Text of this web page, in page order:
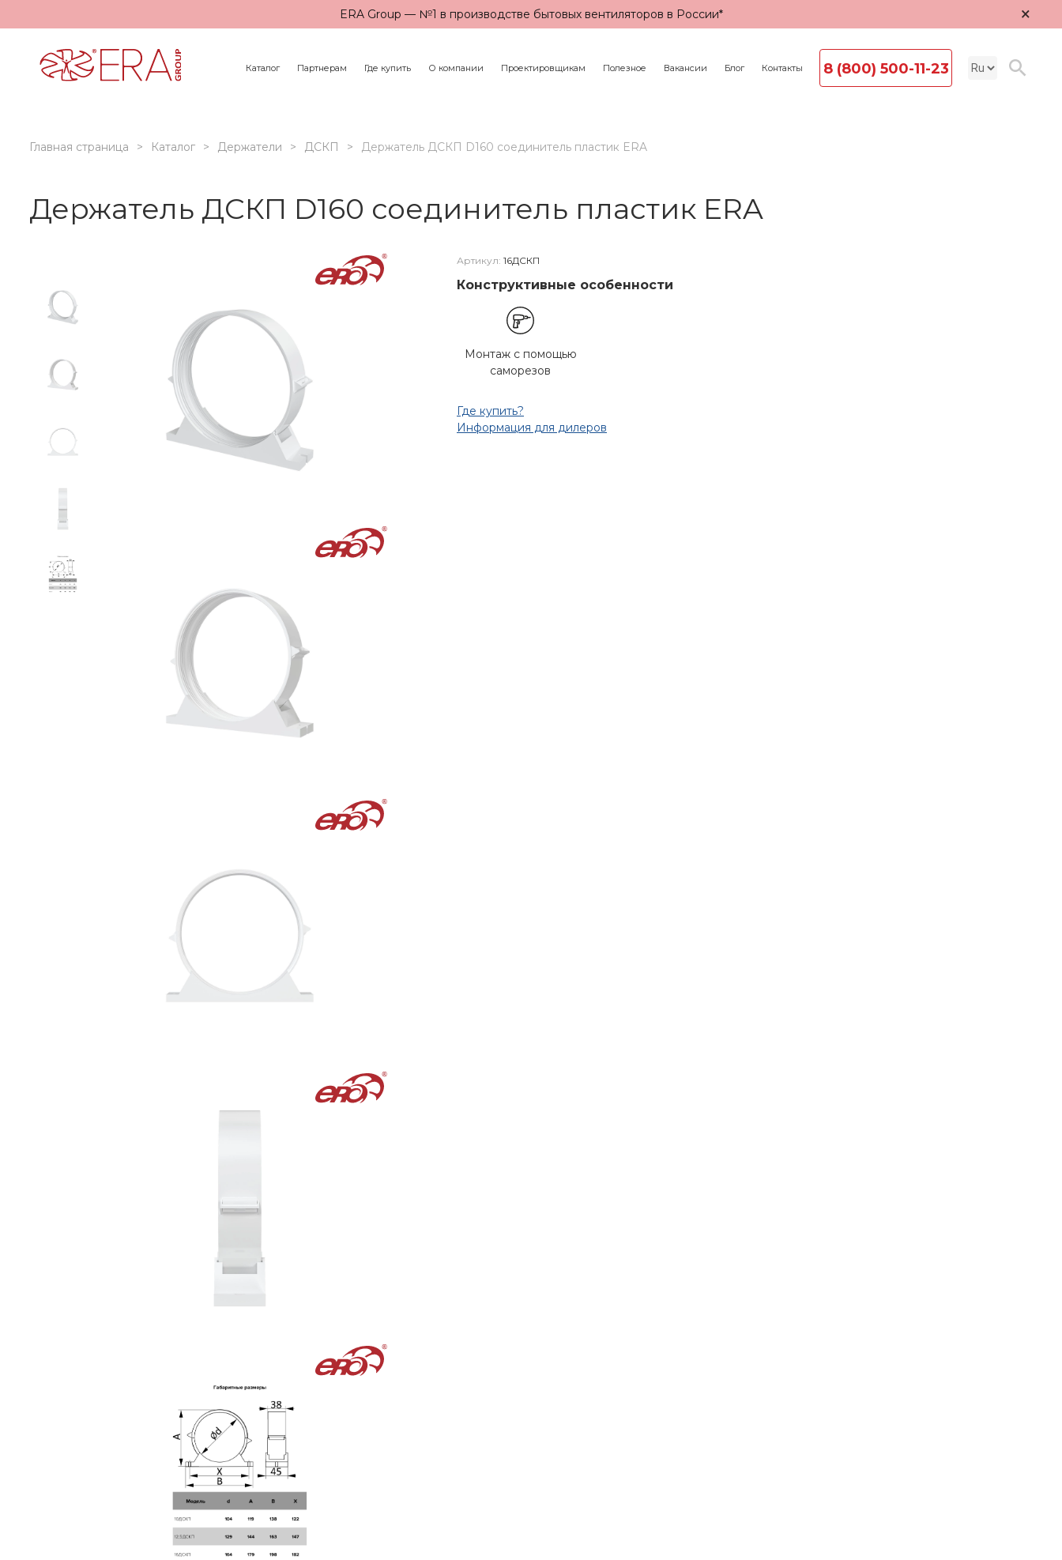
ERA Group — №1 в производстве бытовых вентиляторов в России* ×
Каталог Партнерам Где купить О компании Проектировщикам Полезное Вакансии Блог Контакты 8 (800) 500-11-23
Главная страница Каталог Держатели ДСКП Держатель ДСКП D160 соединитель пластик ERA
Держатель ДСКП D160 соединитель пластик ERA
Артикул: 16ДСКП
Конструктивные особенности
Монтаж с помощью
саморезов
Где купить?
Информация для дилеров